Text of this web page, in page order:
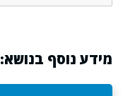
מידע נוסף בנושא: